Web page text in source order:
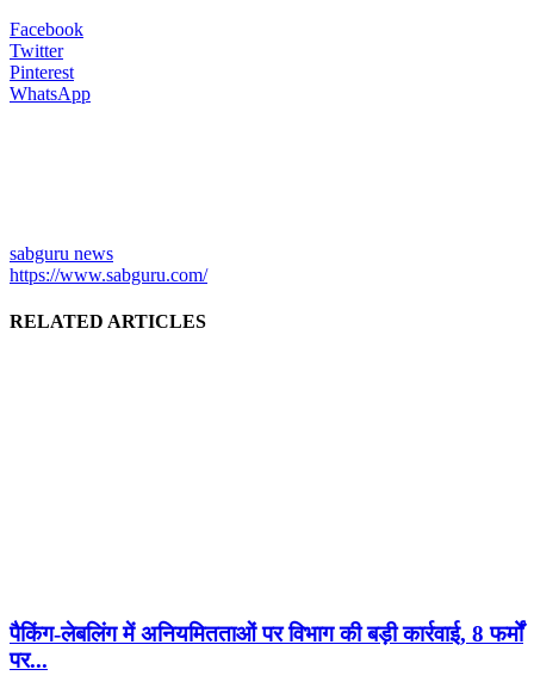
Facebook
Twitter
Pinterest
WhatsApp
sabguru news
https://www.sabguru.com/
RELATED ARTICLES
पैकिंग-लेबलिंग में अनियमितताओं पर विभाग की बड़ी कार्रवाई, 8 फर्मों
पर...